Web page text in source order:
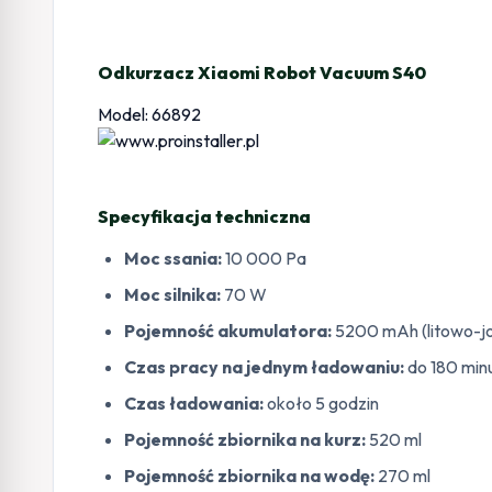
Odkurzacz Xiaomi Robot Vacuum S40
Model: 66892
Specyfikacja techniczna
Moc ssania:10 000 Pa
Moc silnika: 70 W
Pojemność akumulatora: 5200 mAh (litowo-
Czas pracy na jednym ładowaniu:do 180
Czas ładowania:około 5 godzin
Pojemność zbiornika na kurz: 520 ml
Pojemność zbiornika na wodę: 270 ml